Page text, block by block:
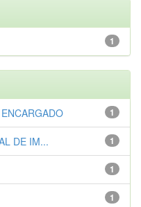
1
1
1
DE IM...
1
1